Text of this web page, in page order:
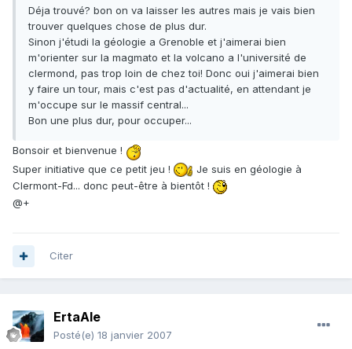
Déja trouvé? bon on va laisser les autres mais je vais bien
trouver quelques chose de plus dur.
Sinon j'étudi la géologie a Grenoble et j'aimerai bien
m'orienter sur la magmato et la volcano a l'université de
clermond, pas trop loin de chez toi! Donc oui j'aimerai bien
y faire un tour, mais c'est pas d'actualité, en attendant je
m'occupe sur le massif central...
Bon une plus dur, pour occuper...
Bonsoir et bienvenue !
Super initiative que ce petit jeu !
Je suis en géologie à
Clermont-Fd... donc peut-être à bientôt !
@+
Citer
ErtaAle
Posté(e) 18 janvier 2007